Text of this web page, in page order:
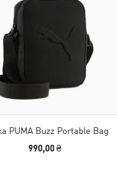
PUMA Buzz Portable Bag
990,00 ₴